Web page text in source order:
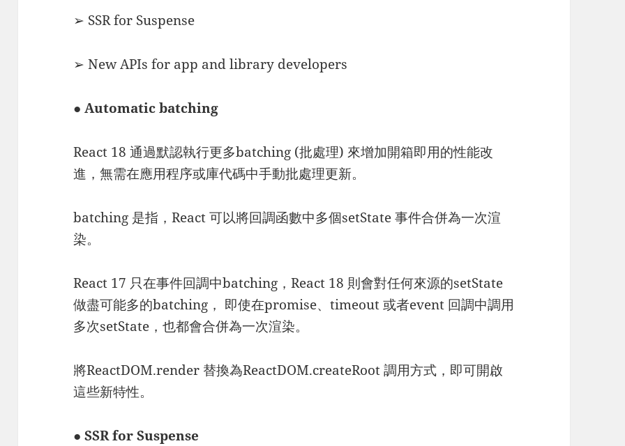
➢ SSR for Suspense
➢ New APIs for app and library developers
● Automatic batching
React 18 通過默認執行更多batching (批處理) 來增加開箱即用的性能改
進，無需在應用程序或庫代碼中手動批處理更新。
batching 是指，React 可以將回調函數中多個setState 事件合併為一次渲
染。
React 17 只在事件回調中batching，React 18 則會對任何來源的setState
做盡可能多的batching， 即使在promise、timeout 或者event 回調中調用
多次setState，也都會合併為一次渲染。
將ReactDOM.render 替換為ReactDOM.createRoot 調用方式，即可開啟
這些新特性。
● SSR for Suspense